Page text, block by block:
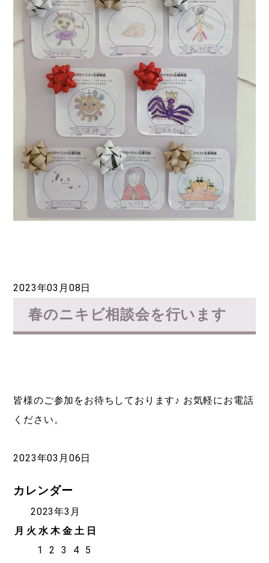
2023年03月08日
春のニキビ相談会を行います
皆様のご参加をお待ちしております♪ お気軽にお電話
ください。
2023年03月06日
カレンダー
2023年3月
月 火 水木金 土 日
1 2 3 4
5